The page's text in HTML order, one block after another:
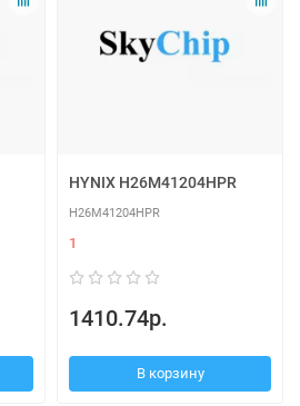
HYNIX H26M41204HPR
H26M41204HPR
1
1410.74р.
В корзину